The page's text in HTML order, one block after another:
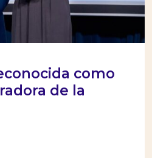
como
de la